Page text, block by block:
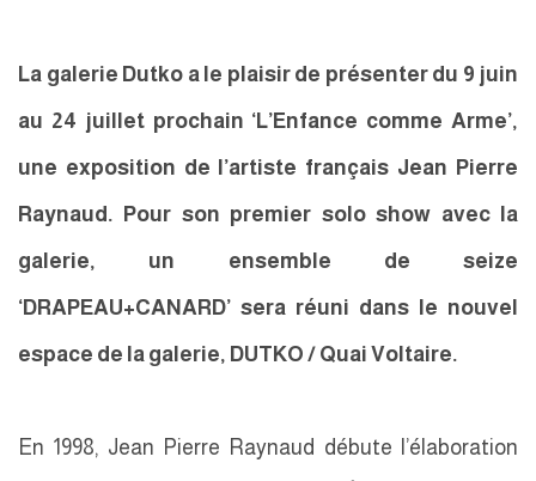
La galerie Dutko a le plaisir de présenter du 9 juin
au 24 juillet prochain ‘L’Enfance comme Arme’,
une exposition de l’artiste français Jean Pierre
Raynaud. Pour son premier solo show avec la
galerie, un ensemble de seize
‘DRAPEAU+CANARD’ sera réuni dans le nouvel
espace de la galerie, DUTKO / Quai Voltaire.
En 1998, Jean Pierre Raynaud débute l’élaboration